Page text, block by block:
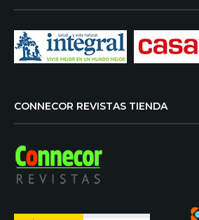
CONNECOR REVISTAS TIENDA